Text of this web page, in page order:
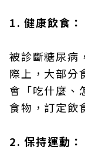
1. 健康飲食：
被診斷糖尿病
際上，大部分
會「吃什麼、
食物，訂定飲
2. 保持運動：